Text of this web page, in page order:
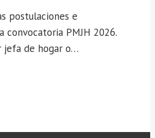
postulaciones e
convocatoria PMJH 2026.
jefa de hogar o…